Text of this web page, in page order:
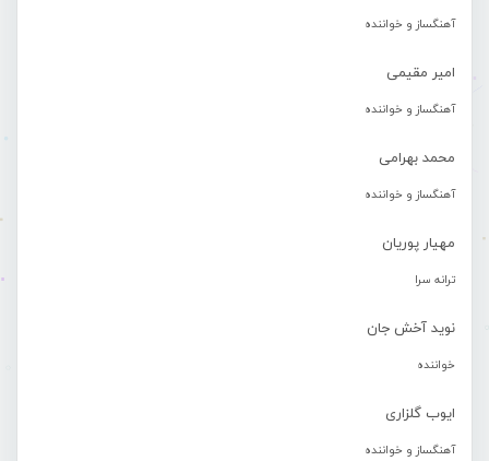
آهنگساز و خواننده
امیر مقیمی
آهنگساز و خواننده
محمد بهرامی
آهنگساز و خواننده
مهیار پوریان
ترانه سرا
نوید آخش جان
خواننده
ایوب گلزاری
آهنگساز و خواننده